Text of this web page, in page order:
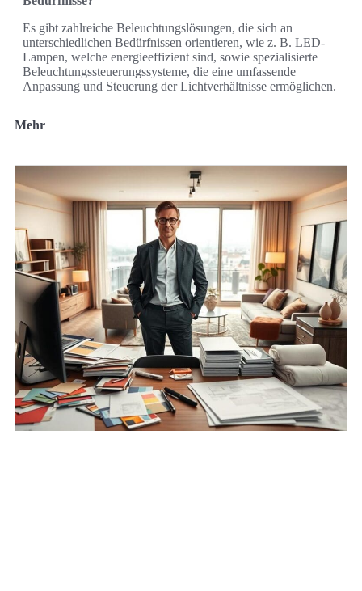
Es gibt zahlreiche Beleuchtungslösungen, die sich an
unterschiedlichen Bedürfnissen orientieren, wie z. B. LED-
Lampen, welche energieeffizient sind, sowie spezialisierte
Beleuchtungssteuerungssysteme, die eine umfassende
Anpassung und Steuerung der Lichtverhältnisse ermöglichen.
Mehr